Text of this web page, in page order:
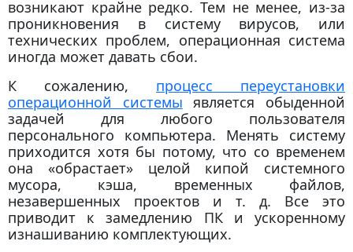
возникают крайне редко. Тем не менее, из-за
проникновения в систему вирусов, или
технических проблем, операционная система
иногда может давать сбои.
К сожалению, процесс переустановки
операционной системы является обыденной
задачей для любого пользователя
персонального компьютера. Менять систему
приходится хотя бы потому, что со временем
она «обрастает» целой кипой системного
мусора, кэша, временных файлов,
незавершенных проектов и т. д. Все это
приводит к замедлению ПК и ускоренному
изнашиванию комплектующих.